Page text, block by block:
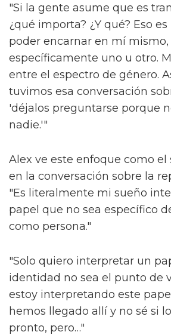
"Si la gente asume que es
¿qué importa? ¿Y qué? Eso
poder encarnar en mí mismo,
específicamente uno u otro.
entre el espectro de género.
tuvimos esa conversación
'déjalos preguntarse porque
nadie.'"
Alex ve este enfoque como el
en la conversación sobre la
"Es literalmente mi sueño
papel que no sea específico
como persona."
"Solo quiero interpretar un
identidad no sea el punto de
estoy interpretando este
hemos llegado allí y no sé si
pronto, pero…"